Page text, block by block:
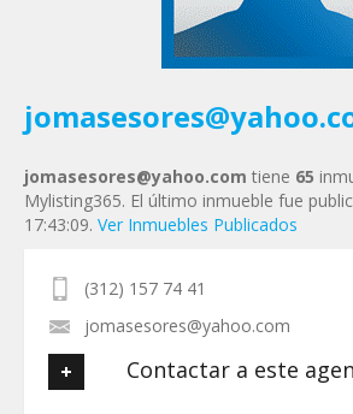
Tu Mensaje*
jomasesores@yahoo.com tiene 65
Mylisting365. El último inmueble fue
17:43:09. Ver Inmuebles Publicados
(312) 157 74 41
jomasesores@yahoo.com
Contactar a este